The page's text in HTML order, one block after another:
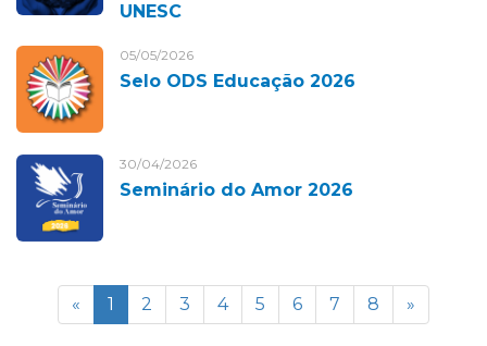
UNESC
05/05/2026
Selo ODS Educação 2026
30/04/2026
Seminário do Amor 2026
« 1 2 3 4 5 6 7 8 »